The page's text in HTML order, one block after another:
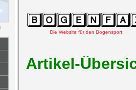
Die Website für den Bogensport
Artikel-